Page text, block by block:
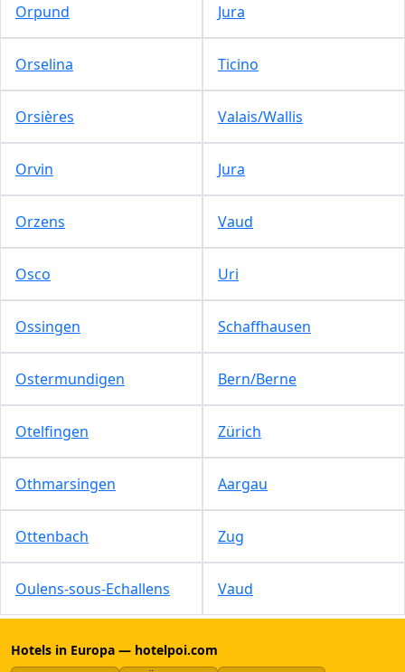
Orpund Jura
Orselina Ticino
Orsières Valais/Wallis
Orvin Jura
Orzens Vaud
Osco Uri
Ossingen Schaffhausen
Ostermundigen Bern/Berne
Otelfingen Zürich
Othmarsingen Aargau
Ottenbach Zug
Oulens-sous-Echallens Vaud
Hotels in Europa — hotelpoi.com